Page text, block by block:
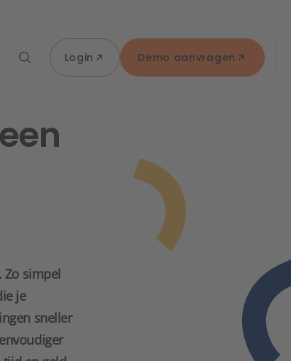
Demo aanvragen
Login
Zo simpel
je
sneller